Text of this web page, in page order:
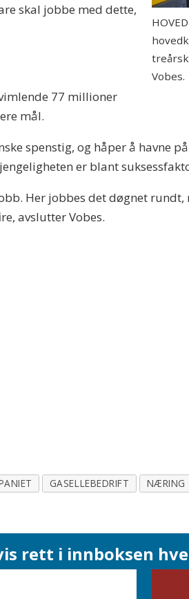
Vobes.
skal jobbe med dette,
77 millioner
mål.
spenstig, og håper å havne
er blant
Her jobbes det døgnet rundt,
avslutter Vobes.
GASELLEBEDRIFT NÆRING
rett i innboksen